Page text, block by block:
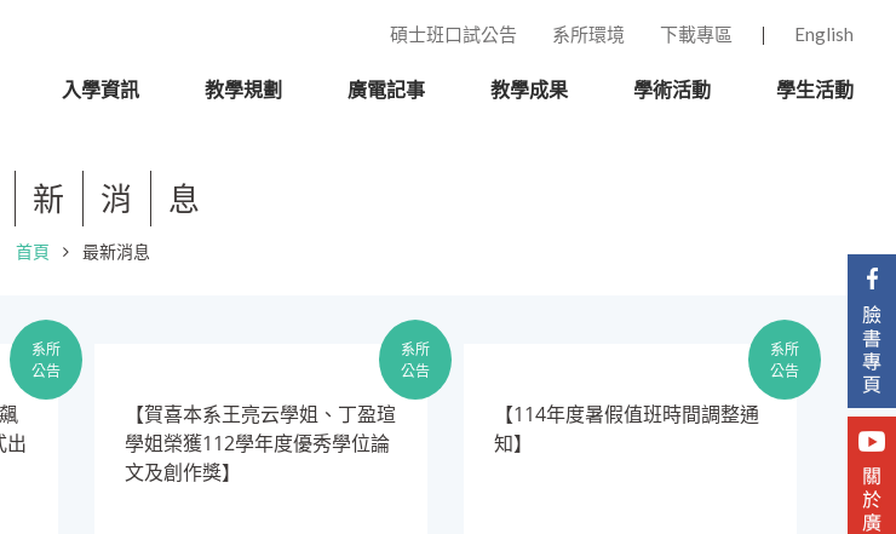
碩士班口試公告 系所環境 下載專區 English
入學資訊 教學規劃 廣電記事 教學成果 學術活動 學生活動
新 消 息
首頁 最新消息
系所
公告
出
系所
公告
​【賀喜本系王亮云學姐、丁盈瑄
學姐榮獲112學年度優秀學位論
文及創作獎】
系所
公告
【114年度暑假值班時間調整通
知】